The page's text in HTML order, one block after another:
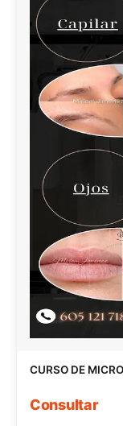
CURSO DE
Consultar